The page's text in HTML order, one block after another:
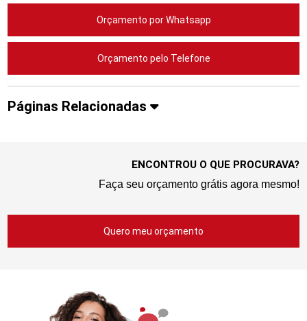
Orçamento por Whatsapp
Orçamento pelo Telefone
Páginas Relacionadas
ENCONTROU O QUE PROCURAVA?
Faça seu orçamento grátis agora mesmo!
Quero meu orçamento